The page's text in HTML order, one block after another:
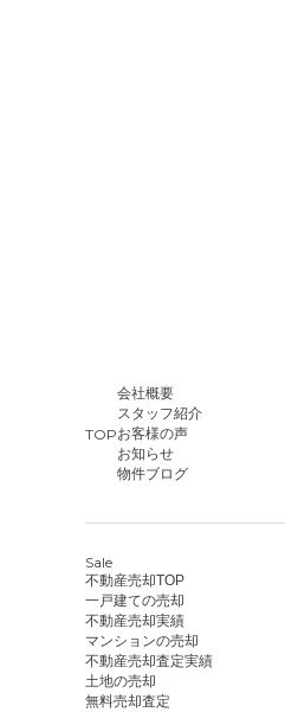
TOP
会社概要
スタッフ紹介
お客様の声
お知らせ
物件ブログ
Sale
不動産売却TOP
一戸建ての売却
不動産売却実績
マンションの売却
不動産売却査定実績
土地の売却
無料売却査定